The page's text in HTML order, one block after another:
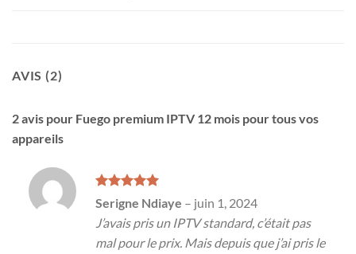
AVIS (2)
2 avis pour Fuego premium IPTV 12 mois pour tous vos
appareils
Note5sur
5
Serigne Ndiaye – juin 1, 2024
J’avais pris un IPTV standard, c’était pas
mal pour le prix. Mais depuis que j’ai pris le